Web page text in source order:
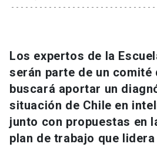
Información para keyboard_arrow_down
Futuros estudiantes
Estudiantes
Go to english site launch
ACCESOS DIRECTOS
Los expertos de la
serán parte de un comité
buscará aportar un
situación de Chile en
junto con propuestas en
plan de trabajo que